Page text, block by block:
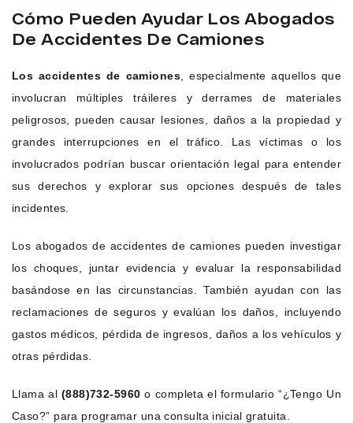
Cómo Pueden Ayudar Los Abogados
De Accidentes De Camiones
Los accidentes de camiones , especialmente aquellos que
involucran múltiples tráileres y derrames de materiales
peligrosos, pueden causar lesiones, daños a la propiedad y
grandes interrupciones en el tráfico. Las víctimas o los
involucrados podrían buscar orientación legal para entender
sus derechos y explorar sus opciones después de tales
incidentes.
Los abogados de accidentes de camiones pueden investigar
los choques, juntar evidencia y evaluar la responsabilidad
basándose en las circunstancias. También ayudan con las
reclamaciones de seguros y evalúan los daños, incluyendo
gastos médicos, pérdida de ingresos, daños a los vehículos y
otras pérdidas.
Llama al (888)732-5960 o completa el formulario “¿Tengo Un
Caso?” para programar una consulta inicial gratuita.